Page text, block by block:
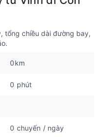
tổng chiều dài đường bay,
0km
0 phút
0 chuyến / ngày